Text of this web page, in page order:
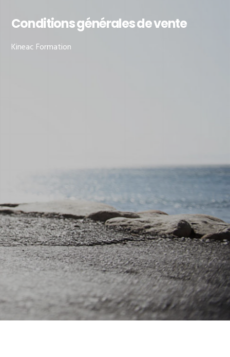
Conditions générales de vente
Kineac Formation